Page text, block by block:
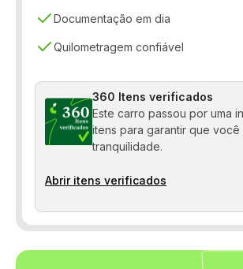
Distribuição eletrônica de frenagem
Farol de neblina
Freio ABS
Limpador traseiro
Porta-copos
Sensor de estacionamento
Travas elétricas
Documentação em dia
Quilometragem confiável
360 Itens verificados
Este carro passou por uma
itens para garantir que
tranquilidade.
Abrir itens verificados